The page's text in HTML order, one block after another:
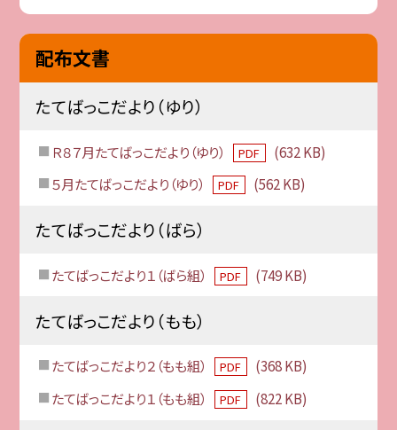
配布文書
たてばっこだより（ゆり）
Ｒ８７月たてばっこだより（ゆり） PDF
(632 KB)
５月たてばっこだより（ゆり）
PDF (562 KB)
たてばっこだより（ばら）
たてばっこだより１（ばら組） PDF (749 KB)
たてばっこだより（もも）
たてばっこだより２（もも組） PDF
(368 KB)
たてばっこだより１（もも組）
PDF (822 KB)